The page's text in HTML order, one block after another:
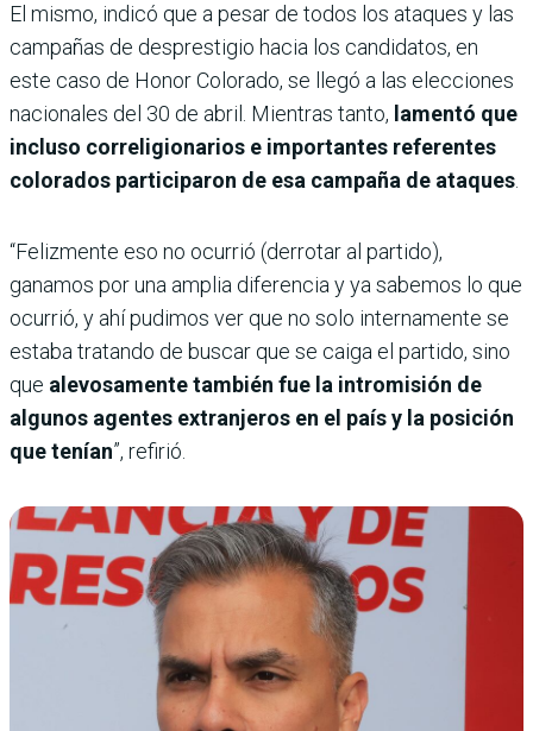
El mismo, indicó que a pesar de todos los ataques y las
campañas de desprestigio hacia los candidatos, en
este caso de Honor Colorado, se llegó a las elecciones
nacionales del 30 de abril. Mientras tanto, lamentó que
incluso correligionarios e importantes referentes
colorados participaron de esa campaña de ataques.
“Felizmente eso no ocurrió (derrotar al partido),
ganamos por una amplia diferencia y ya sabemos lo que
ocurrió, y ahí pudimos ver que no solo internamente se
estaba tratando de buscar que se caiga el partido, sino
que alevosamente también fue la intromisión de
algunos agentes extranjeros en el país y la posición
que tenían”, refirió.